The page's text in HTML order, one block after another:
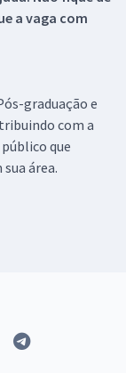
a vaga com
graduação e
com a
que
área.